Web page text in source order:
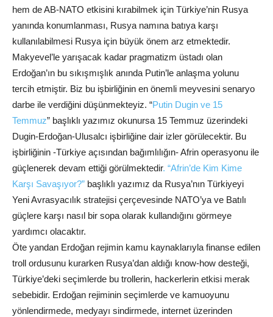
hem de AB-NATO etkisini kırabilmek için Türkiye’nin Rusya
yanında konumlanması, Rusya namına batıya karşı
kullanılabilmesi Rusya için büyük önem arz etmektedir.
Makyevel’le yarışacak kadar pragmatizm üstadı olan
Erdoğan’ın bu sıkışmışlık anında Putin’le anlaşma yolunu
tercih etmiştir. Biz bu işbirliğinin en önemli meyvesini senaryo
darbe ile verdiğini düşünmekteyiz. “Putin Dugin ve 15
Temmuz” başlıklı yazımız okunursa 15 Temmuz üzerindeki
Dugin-Erdoğan-Ulusalcı işbirliğine dair izler görülecektir. Bu
işbirliğinin -Türkiye açısından bağımlılığın- Afrin operasyonu ile
güçlenerek devam ettiği görülmektedir. “Afrin’de Kim Kime
Karşı Savaşıyor?” başlıklı yazımız da Rusya’nın Türkiyeyi
Yeni Avrasyacılık stratejisi çerçevesinde NATO’ya ve Batılı
güçlere karşı nasıl bir sopa olarak kullandığını görmeye
yardımcı olacaktır.
Öte yandan Erdoğan rejimin kamu kaynaklarıyla finanse edilen
troll ordusunu kurarken Rusya’dan aldığı know-how desteği,
Türkiye’deki seçimlerde bu trollerin, hackerlerin etkisi merak
sebebidir. Erdoğan rejiminin seçimlerde ve kamuoyunu
yönlendirmede, medyayı sindirmede, internet üzerinden